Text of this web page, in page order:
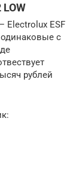
Electrolux ESF
с
рублей